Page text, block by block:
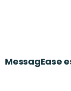
MessagEase